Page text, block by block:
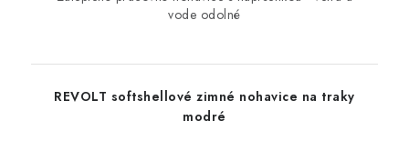
vode odolné
REVOLT softshellové zimné nohavice na traky
modré